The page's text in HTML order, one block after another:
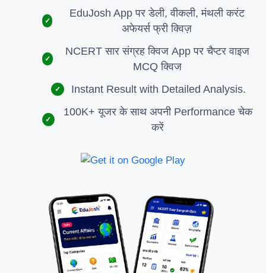
✓
EduJosh App पर डेली, वीकली, मंथली करंट
अफेयर्स फ्री क्विज़
✓
NCERT सार संग्रह क्विज App पर चैप्टर वाइज
MCQ क्विज
✓ Instant Result with Detailed Analysis.
✓
100K+ यूजर के साथ अपनी Performance चेक
करें